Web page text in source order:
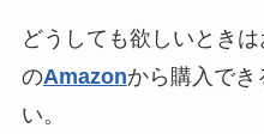
どうしても欲しいとき
のAmazonから購入でき
い。